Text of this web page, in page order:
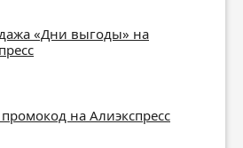
«Дни выгоды» на
на Алиэкспресс